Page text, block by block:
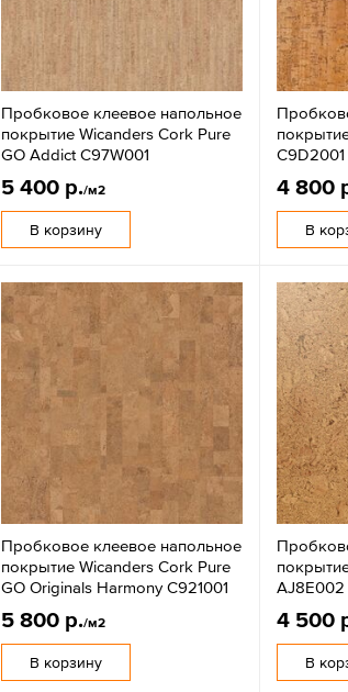
Пробковое клеевое напольное
покрытие Wicanders Cork Pure
GO Addict C97W001
5 400 р./м2
В корзину
C9D2001
4 800
В
Пробковое клеевое напольное
покрытие Wicanders Cork Pure
GO Originals Harmony C921001
5 800 р./м2
В корзину
AJ8E002
4 500
В